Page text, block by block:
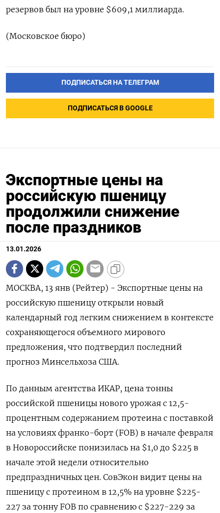
⁠резервов был на уровне $609,1 миллиарда.
(Московское бюро)
ПОДПИСАТЬСЯ НА ТЕЛЕГРАМ
ПОДПИСАТЬСЯ В GOOGLE
Экспортные цены на
российскую пшеницу
продолжили снижение
после праздников
13.01.2026
МОСКВА, 13 янв (Рейтер) - Экспортные цены на
российскую пшеницу открыли новый
календарный год легким снижением в контексте
сохраняющегося объемного мирового
предложения, что подтвердил последний
прогноз Минсельхоза США.
По данным агентства ИКАР, цена тонны
российской пшеницы нового урожая с 12,5-
процентным содержанием протеина с поставкой
на условиях франко-борт (⁠FOB) в начале февраля
в Новороссийске понизилась на $1,0 до $225 в
начале этой недели относительно
предпраздничных цен. СовЭкон видит цены на
пшеницу с протеином в 12,5% на уровне $225-
227 за тонну FOB по сравнению с $227-229 за